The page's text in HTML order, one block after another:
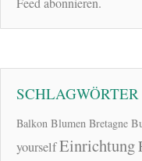
SCHLAGWÖRTER
Balkon Blumen Bretagne
yourselfEinrichtung